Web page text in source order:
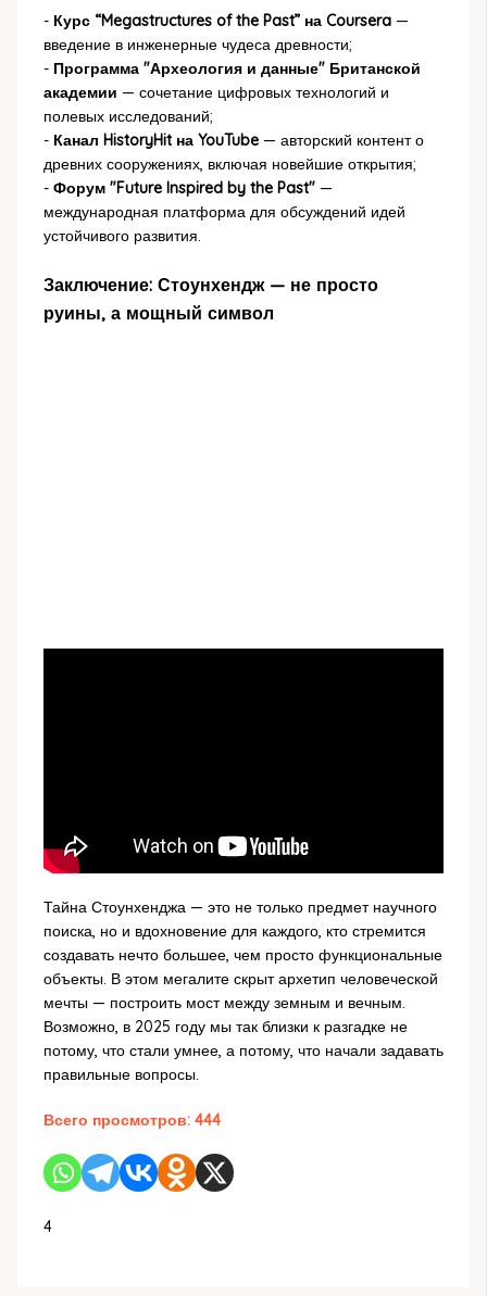
- Курс “Megastructures of the Past” на Coursera—
введение в инженерные чудеса древности;
- Программа "Археология и данные" Британской
академии — сочетание цифровых технологий и
полевых исследований;
- Канал HistoryHit на YouTube— авторский контент о
древних сооружениях, включая новейшие открытия;
- Форум "Future Inspired by the Past"—
международная платформа для обсуждений идей
устойчивого развития.
Заключение: Стоунхендж — не просто
руины, а мощный символ
Тайна Стоунхенджа — это не только предмет научного
поиска, но и вдохновение для каждого, кто стремится
создавать нечто большее, чем просто функциональные
объекты. В этом мегалите скрыт архетип человеческой
мечты — построить мост между земным и вечным.
Возможно, в 2025 году мы так близки к разгадке не
потому, что стали умнее, а потому, что начали задавать
правильные вопросы.
Всего просмотров: 444
4